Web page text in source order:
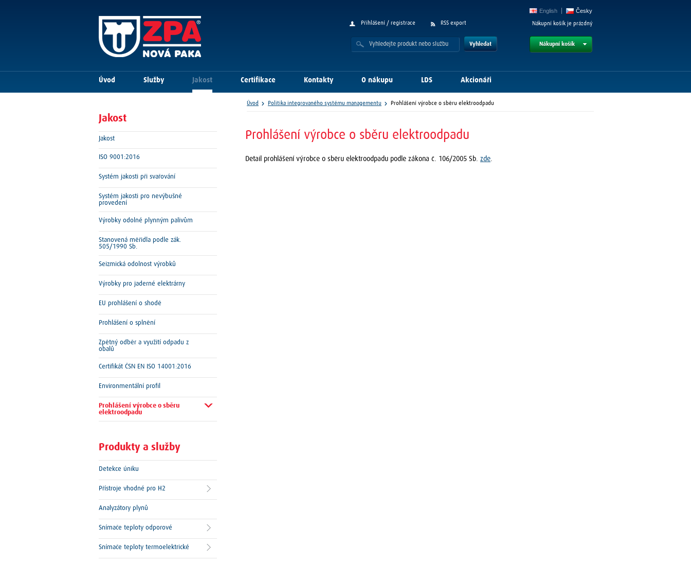
Prohlášení výrobce o sběru elektroodpadu
Detail prohlášení výrobce o sběru elektroodpadu podle zákona č. 106/2005 Sb. zde.
Jakost
Jakost
ISO 9001:2016
Systém jakosti při svařování
Systém jakosti pro nevýbušné
provedení
Výrobky odolné plynným palivům
Stanovená měřidla podle zák.
505/1990 Sb.
Seizmická odolnost výrobků
Výrobky pro jaderné elektrárny
EU prohlášení o shodě
Prohlášení o splnění
Zpětný odběr a využití odpadu z
obalů
Certifikát ČSN EN ISO 14001:2016
Environmentální profil
Prohlášení výrobce o sběru
elektroodpadu
Produkty a služby
Detekce úniku
Přístroje vhodné pro H2
Analyzátory plynů
Snímače teploty odporové
Snímače teploty termoelektrické
Přihlášení / registrace RSS export
Vyhledat
Nákupní košík je prázdný
Nákupní košík
Česky
English
Úvod Služby Jakost Certifikace Kontakty O nákupu LDS Akcionáři
Úvod Politika integrovaného systému managementu Prohlášení výrobce o sběru elektroodpadu